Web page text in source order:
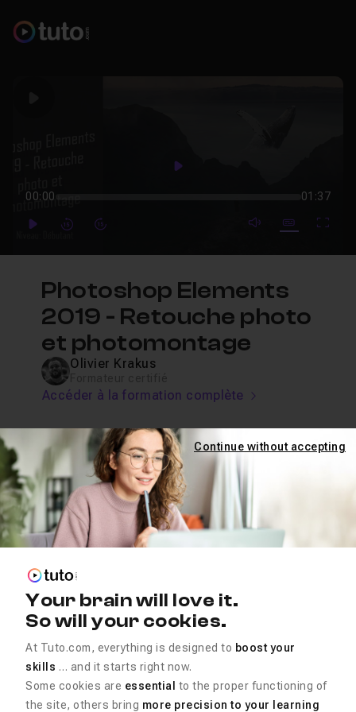
Play
00:00 01:37
PlayForwardForward mute video
Subtitles
Photoshop Elements
2019 - Retouche photo
et photomontage
Olivier Krakus
Accéder à la formation complète